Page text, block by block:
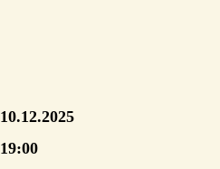
10.12.2025
19:00